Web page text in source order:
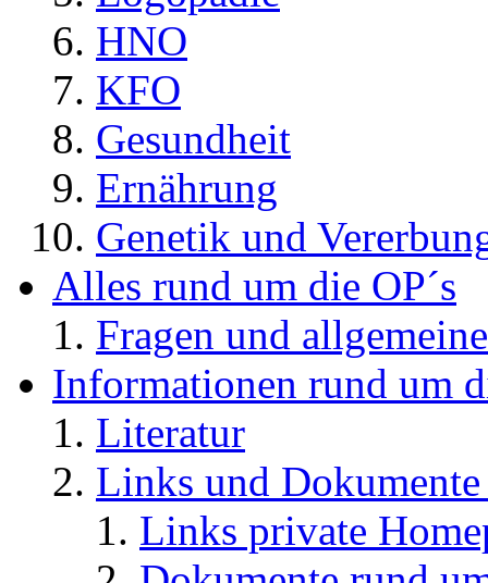
HNO
KFO
Gesundheit
Ernährung
Genetik und
Alles rund um die OP´s
Fragen und
Informationen rund um
Literatur
Links und
Links private